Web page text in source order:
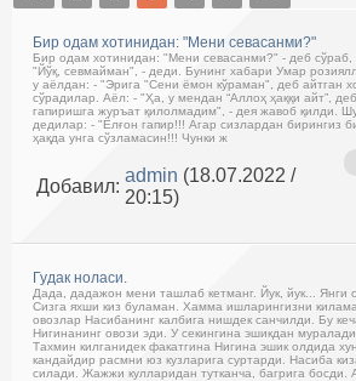
Бир одам хотинидан: "Мени севасанми?"
Бир одам хотинидан: "Мени севасанми?" - деб
"Йўқ, севмайман", - деди. Бунинг хабари Умар
у аёлдан: - "Эрига "Сени ёмон кўраман", деб айтган
сўрадилар. Аёл: - "Ҳа, у мендан “Аллоҳ ҳаққи айт”,
гапиришга журъат қилолмадим", - дея жавоб қилди.
дедилар: - "Ёлғон гапир!!! Агар сизлардан бирингиз
ҳақда унга сўзламасин!!! Чунки ж
Добавил:
admin (18.07.2022 /
20:15)
Гудак ноласи.
Дада, дадажон мени ташлаб кетманг. Йук, йук... Янги
Сизга яхши киз буламан. Хамма ишларингизни
овозлар Насибанинг калбига нишдек санчилди. Бу
Нигинанинг овози эди. У секингина эшикдан
Тахмин килганидек факатгина Нигина эшик олдида
кандайдир расмни юз кузларига суртарди. Насиба
силади. Жажжи кулларидан тутканча, багрига босди.